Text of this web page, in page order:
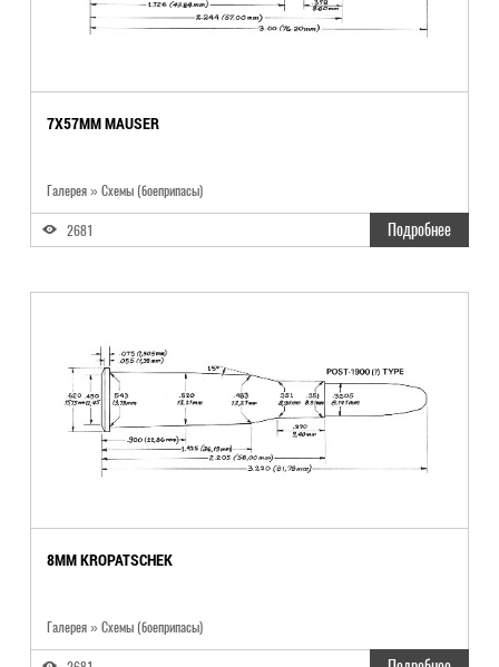
7X57MM MAUSER
Галерея » Схемы (боеприпасы)
2681 Подробнее
8MM KROPATSCHEK
Галерея » Схемы (боеприпасы)